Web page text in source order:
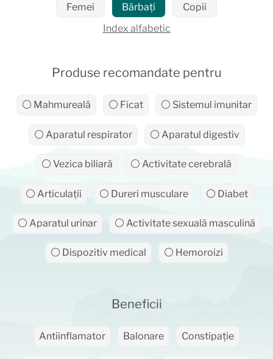
Femei Bărbați
Copii
Index alfabetic
Produse recomandate pentru
⚪ Mahmureală ⚪ Ficat ⚪ Sistemul imunitar
⚪ Aparatul respirator ⚪ Aparatul digestiv
⚪ Vezica biliară ⚪ Activitate cerebrală
⚪ Articulații ⚪ Dureri musculare ⚪ Diabet
⚪ Aparatul urinar ⚪ Activitate sexuală masculină
⚪ Dispozitiv medical ⚪ Hemoroizi
Beneficii
Antiinflamator Balonare Constipație